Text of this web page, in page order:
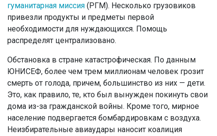
гуманитарная миссия (РГМ). Несколько грузовиков
привезли продукты и предметы первой
необходимости для нуждающихся. Помощь
распределят централизовано.
Обстановка в стране катастрофическая. По данным
ЮНИСЕФ, более чем трем миллионам человек грозит
смерть от голода, причем, большинство из них — дети.
Это, как правило, те, кто был вынужден покинуть свои
дома из-за гражданской войны. Кроме того, мирное
население подвергается бомбардировкам с воздуха.
Неизбирательные авиаудары наносит коалиция